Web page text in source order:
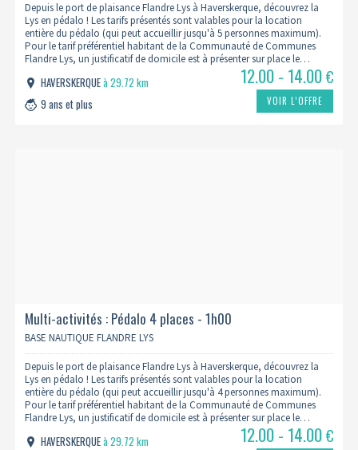
Depuis le port de plaisance Flandre Lys à Haverskerque, découvrez la
Lys en pédalo ! Les tarifs présentés sont valables pour la location
entière du pédalo (qui peut accueillir jusqu'à 5 personnes maximum).
Pour le tarif préférentiel habitant de la Communauté de Communes
Flandre Lys, un justificatif de domicile est à présenter sur place le…
HAVERSKERQUEà 29.72 km
9 ans et plus
12.00 - 14.00€
VOIR L’OFFRE
Multi-activités : Pédalo 4 places - 1h00
BASE NAUTIQUE FLANDRE LYS
Depuis le port de plaisance Flandre Lys à Haverskerque, découvrez la
Lys en pédalo ! Les tarifs présentés sont valables pour la location
entière du pédalo (qui peut accueillir jusqu'à 4 personnes maximum).
Pour le tarif préférentiel habitant de la Communauté de Communes
Flandre Lys, un justificatif de domicile est à présenter sur place le…
HAVERSKERQUEà 29.72 km
12.00 - 14.00€